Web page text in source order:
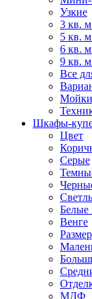
Узкие
3 кв.
5 кв.
6 кв.
9 кв.
Все
Мойки
Шкафы-
Цвет
Серые
Белые
Венге
Размер
МДФ